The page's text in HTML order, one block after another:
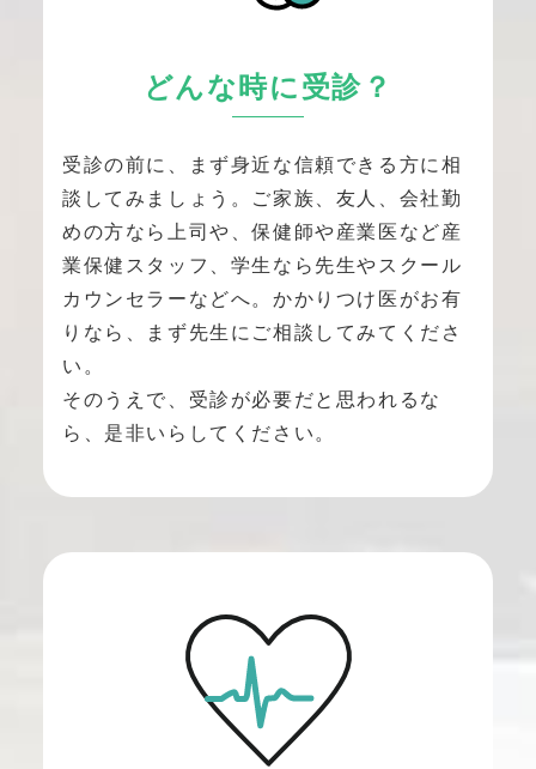
どんな時に受診？
受診の前に、まず身近な信頼できる方に相
談してみましょう。ご家族、友人、会社勤
めの方なら上司や、保健師や産業医など産
業保健スタッフ、学生なら先生やスクール
カウンセラーなどへ。かかりつけ医がお有
りなら、まず先生にご相談してみてくださ
い。
そのうえで、受診が必要だと思われるな
ら、是非いらしてください。